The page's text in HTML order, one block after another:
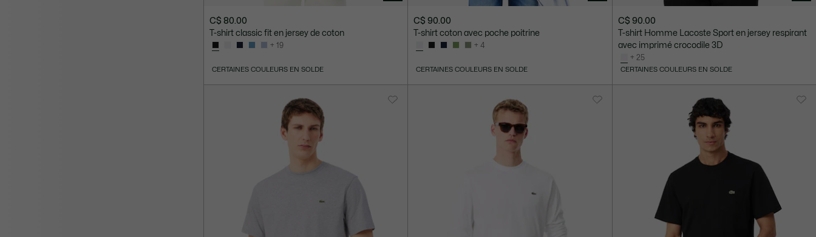
C$ 80.00
T-shirt classic fit en jersey de coton
+ 19
CERTAINES COULEURS EN SOLDE
C$ 90.00
T-shirt coton avec poche poitrine
+ 4
CERTAINES COULEURS EN SOLDE
C$ 90.00
T-shirt Homme Lacoste Sport en jersey respirant
avec imprimé crocodile 3D
+ 25
CERTAINES COULEURS EN SOLDE